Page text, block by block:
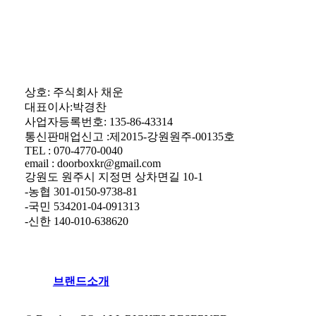
상호: 주식회사 채운
대표이사:박경찬
사업자등록번호: 135-86-43314
통신판매업신고 :제2015-강원원주-00135호
TEL : 070-4770-0040
email : doorboxkr@gmail.com
강원도 원주시 지정면 상차면길 10-1
-농협 301-0150-9738-81
-국민 534201-04-091313
-신한 140-010-638620
브랜 드소개